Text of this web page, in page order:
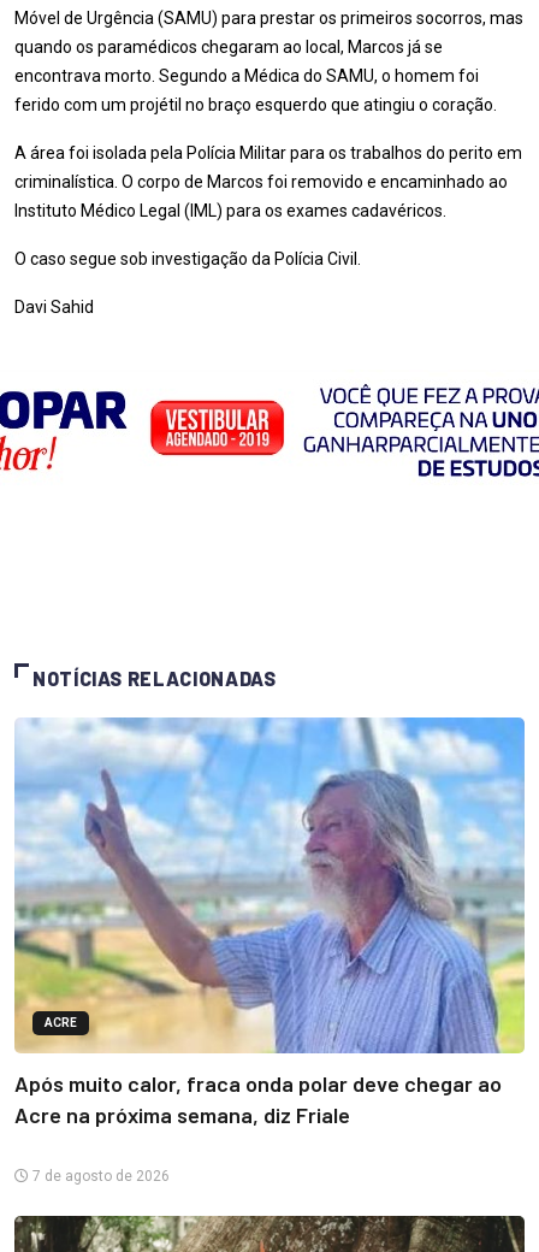
Móvel de Urgência (SAMU) para prestar os primeiros socorros, mas
quando os paramédicos chegaram ao local, Marcos já se
encontrava morto. Segundo a Médica do SAMU, o homem foi
ferido com um projétil no braço esquerdo que atingiu o coração.
A área foi isolada pela Polícia Militar para os trabalhos do perito em
criminalística. O corpo de Marcos foi removido e encaminhado ao
Instituto Médico Legal (IML) para os exames cadavéricos.
O caso segue sob investigação da Polícia Civil.
Davi Sahid
NOTÍCIAS RELACIONADAS
ACRE
Após muito calor, fraca onda polar deve chegar ao
Acre na próxima semana, diz Friale
7 de agosto de 2026